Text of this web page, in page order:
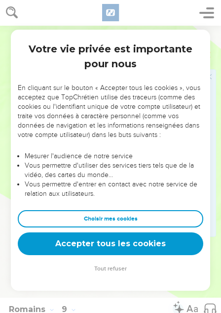
Romains 8
effet, Dieu les rend justes.
34 Qui peut les condamner ? Personne ! En effet, le Christ
droite de Dieu et il prie pour nous.
Qui peut nous séparer de l’amour du Christ ? Est-ce que
c’est le malheur ? ou l’inquiétude ? la souffrance venant des
autres ? ou bien la faim, la pauvreté ? les dangers ou la
Les Livres Saints disent : « À cause de toi, nous risquons
sans arrêt la mort. On nous traite comme des moutons de
Mais dans tout ce qui nous arrive, nous sommes les grands
vainqueurs par celui qui nous a aimés.
Oui, j’en suis sûr, rien ne pourra nous séparer de l’amour
que Dieu nous a montré dans le Christ Jésus, notre
présent, ni l’avenir, ni tous ceux qui ont un pouvoir, ni les
forces d’en haut, ni les forces d’en bas, ni toutes les choses
créées, rien ne pourra nous séparer de l’amour de Dieu !
© Société biblique française – Bibli’O, 2000, avec autorisation. Pour vous procurer
Romains 9
Votre vie privée est importante
pour nous
En cliquant sur le bouton « Accepter tous les cookies », vous
acceptez que TopChrétien utilise des traceurs (comme des
cookies ou l'identifiant unique de votre compte utilisateur) et
traite vos données à caractère personnel (comme vos
données de navigation et les informations renseignées dans
votre compte utilisateur) dans les buts suivants :
Mesurer l'audience de notre service
Vous permettre d'utiliser des services tiers tels que de la
vidéo, des cartes du monde…
Vous permettre d'entrer en contact avec notre service de
relation aux utilisateurs.
Choisir mes cookies
Accepter tous les cookies
Tout refuser